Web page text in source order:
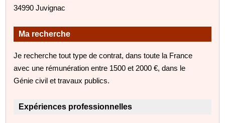
34990 Juvignac
Ma recherche
Je recherche tout type de contrat, dans toute la France
avec une rémunération entre 1500 et 2000 €, dans le
Génie civil et travaux publics.
Expériences professionnelles